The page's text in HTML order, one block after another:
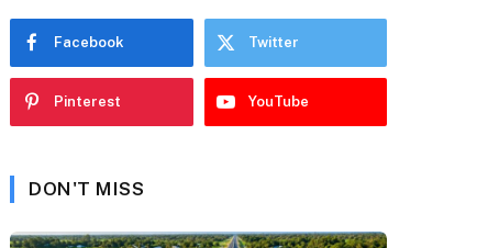
Facebook Twitter
Pinterest YouTube
DON'T MISS